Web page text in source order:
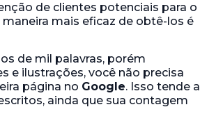
de clientes potenciais para o
maneira mais eficaz de obtê-los é
de mil palavras, porém
e ilustrações, você não precisa
página no Google. Isso tende a
ainda que sua contagem